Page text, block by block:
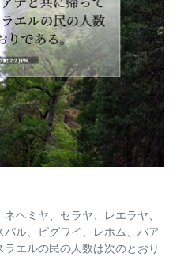
ヘミヤ、セラヤ、レエラヤ、
ル、ビグワイ、レホム、バア
エルの民の人数は次のとおり